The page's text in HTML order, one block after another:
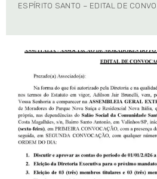
ESPÍRITO SANTO – EDITAL DE